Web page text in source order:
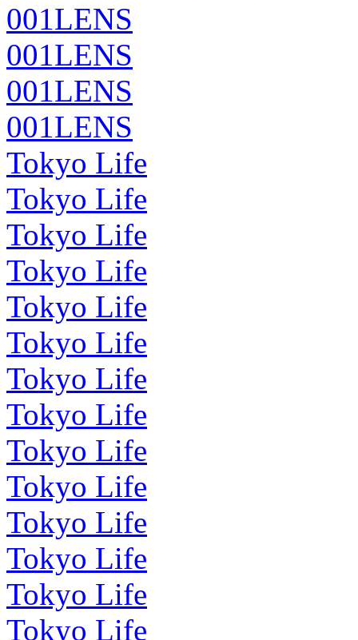
001LENS
001LENS
001LENS
001LENS
Tokyo Life
Tokyo Life
Tokyo Life
Tokyo Life
Tokyo Life
Tokyo Life
Tokyo Life
Tokyo Life
Tokyo Life
Tokyo Life
Tokyo Life
Tokyo Life
Tokyo Life
Tokyo Life